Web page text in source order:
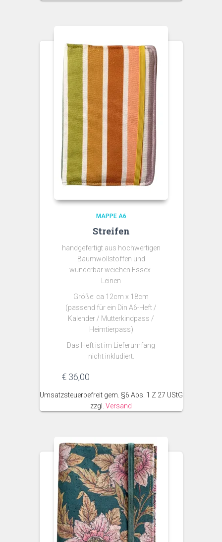
MAPPE A6
Streifen
handgefertigt aus hochwertigen
Baumwollstoffen und
wunderbar weichen Essex-
Leinen
Größe: ca 12cm x 18cm
(passend für ein Din A6-Heft /
Kalender / Mutterkindpass /
Heimtierpass)
Das Heft ist im Lieferumfang
nicht inkludiert.
€ 36,00
Umsatzsteuerbefreit gem. §6 Abs. 1 Z 27 UStG
zzgl. Versand